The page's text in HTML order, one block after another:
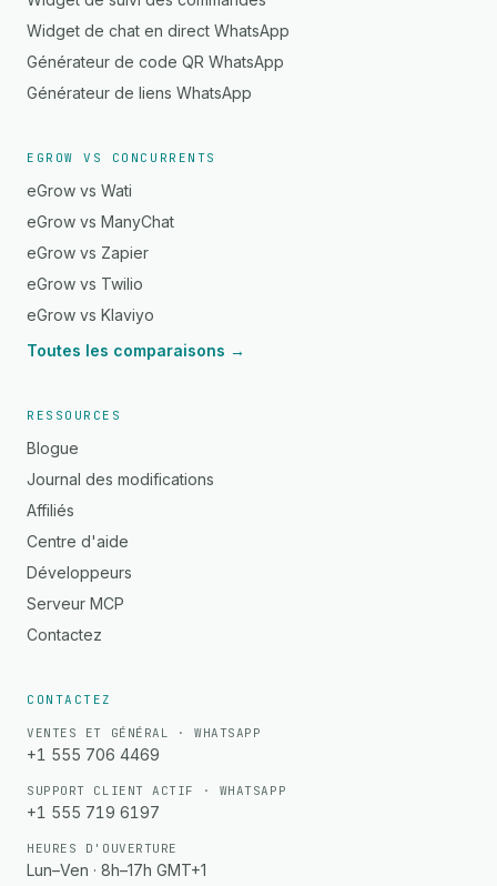
Widget de chat en direct WhatsApp
Générateur de code QR WhatsApp
Générateur de liens WhatsApp
EGROW VS CONCURRENTS
eGrow vs Wati
eGrow vs ManyChat
eGrow vs Zapier
eGrow vs Twilio
eGrow vs Klaviyo
Toutes les comparaisons →
RESSOURCES
Blogue
Journal des modifications
Affiliés
Centre d'aide
Développeurs
Serveur MCP
Contactez
CONTACTEZ
VENTES ET GÉNÉRAL · WHATSAPP
+1 555 706 4469
SUPPORT CLIENT ACTIF · WHATSAPP
+1 555 719 6197
HEURES D'OUVERTURE
Lun–Ven · 8h–17h GMT+1